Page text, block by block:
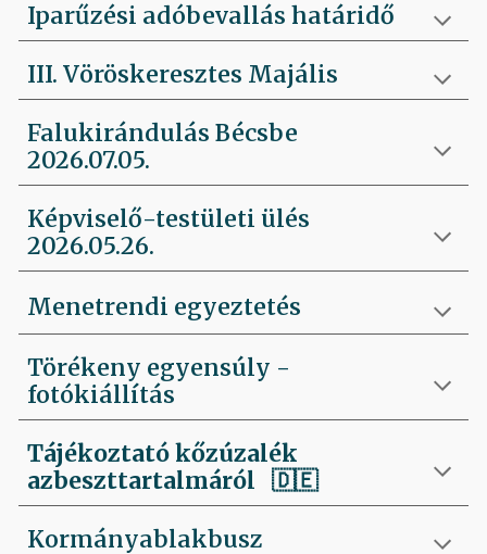
Iparűzési adóbevallás határidő
III. Vöröskeresztes Majális
Falukirándulás Bécsbe
2026.07.05.
Képviselő-testületi ülés
2026.05.26.
Menetrendi egyeztetés
Törékeny egyensúly -
fotókiállítás
Tájékoztató kőzúzalék
azbeszttartalmáról 🇩🇪
Kormányablakbusz